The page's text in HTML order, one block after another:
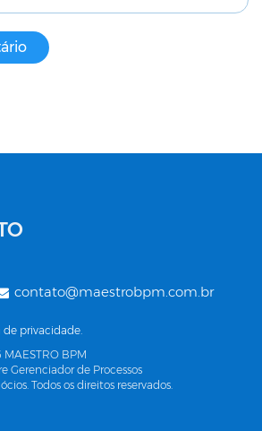
contato@maestrobpm.com.br
de privacidade.
BPM
Gerenciador de Processos
Todos os direitos reservados.